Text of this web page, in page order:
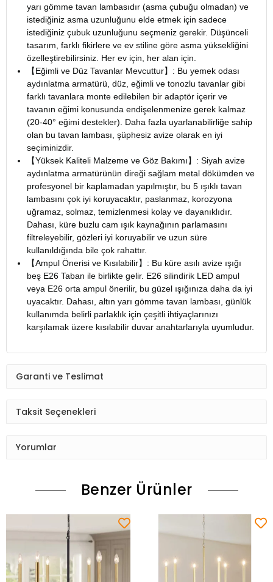
yarı gömme tavan lambasıdır (asma çubuğu olmadan) ve
istediğiniz asma uzunluğunu elde etmek için sadece
istediğiniz çubuk uzunluğunu seçmeniz gerekir. Düşünceli
tasarım, farklı fikirlere ve ev stiline göre asma yüksekliğini
özelleştirebilirsiniz. Her ev için, her alan için.
【Eğimli ve Düz Tavanlar Mevcuttur】: Bu yemek odası
aydınlatma armatürü, düz, eğimli ve tonozlu tavanlar gibi
farklı tavanlara monte edilebilen bir adaptör içerir ve
tavanın eğimi konusunda endişelenmenize gerek kalmaz
(20-40° eğimi destekler). Daha fazla uyarlanabilirliğe sahip
olan bu tavan lambası, şüphesiz avize olarak en iyi
seçiminizdir.
【Yüksek Kaliteli Malzeme ve Göz Bakımı】: Siyah avize
aydınlatma armatürünün direği sağlam metal dökümden ve
profesyonel bir kaplamadan yapılmıştır, bu 5 ışıklı tavan
lambasını çok iyi koruyacaktır, paslanmaz, korozyona
uğramaz, solmaz, temizlenmesi kolay ve dayanıklıdır.
Dahası, küre buzlu cam ışık kaynağının parlamasını
filtreleyebilir, gözleri iyi koruyabilir ve uzun süre
kullanıldığında bile çok rahattır.
【Ampul Önerisi ve Kısılabilir】: Bu küre asılı avize ışığı
beş E26 Taban ile birlikte gelir. E26 silindirik LED ampul
veya E26 orta ampul önerilir, bu güzel ışığınıza daha da iyi
uyacaktır. Dahası, altın yarı gömme tavan lambası, günlük
kullanımda belirli parlaklık için çeşitli ihtiyaçlarınızı
karşılamak üzere kısılabilir duvar anahtarlarıyla uyumludur.
Garanti ve Teslimat
Taksit Seçenekleri
Yorumlar
Benzer Ürünler